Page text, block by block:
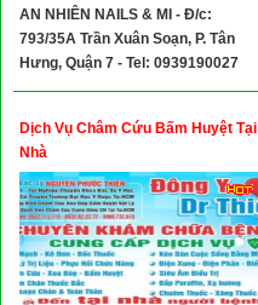
AN NHIÊN NAILS & MI - Đ/c:
793/35A Trần Xuân Soạn, P. Tân
Hưng, Quận 7 - Tel: 0939190027
Dịch Vụ Châm Cứu Bấm Huyệt Tại
Nhà